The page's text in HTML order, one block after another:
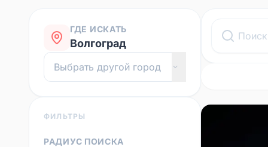
ГДЕ ИСКАТЬ
Волгоград
ФИЛЬТРЫ
РАДИУС ПОИСКА